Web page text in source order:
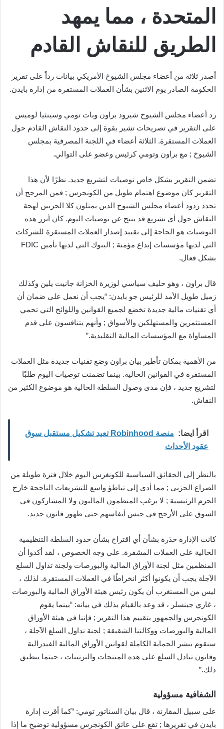
المتحدة ، مما يمهد
الطريق للنقاش القادم
أصدر ثلاثة من أعضاء مجلس الشيوخ الأمريكي بيانات رداً على تقرير
الحكومة الصادر يوم الاثنين بشأن العملات المستقرة من إدارة بايدن.
رد أعضاء مجلس الشيوخ شيرود براون وبات تومي وسينثيا لوميس
على التقرير في تصريحات تشير بقوة إلى حدود النقاش القادم حول
العملات المستقرة. الثلاثة أعضاء في اللجنة المصرفية بمجلس
الشيوخ ; مع براون وتومي كرئيس وعضو على التوالي.
تضمن التقرير بشكل خاص توصيات لتشريع جديد. نظرًا لأن هذا
التقرير كان موضوع اهتمام طويل من الكونجرس ; فمن المرجح أن
تحدد ردود أعضاء مجلس الشيوخ الذين يمثلون كلا الحزبين لهجة
النقاش حول أي تشريع قد ينتج عن توصيات اليوم. كان أبرز هذه
التوصيات هو الحاجة إلى تقييد إصدار العملات المستقرة للشركات
التي لديها مؤسسات إيداع مؤمنة ; البنوك التي لديها تأمين FDIC
بشكل فعال.
قال براون ، وهو حليف سياسي لوزيرة الخزانة جانيت يلين وكذلك
زميل طويل الأمد للرئيس جو بايدن: “يجب أن نعمل على ضمان أن
أي تقنيات مالية جديدة تخضع لجميع القوانين واللوائح التي تحمي
المستثمرين والمستهلكين والأسواق ; وأنهم يتنافسون على قدم
المساواة مع المؤسسات المالية التقليدية.”
من الأهمية بمكان تأطير بيان براون وضع تقنيات جديدة مثل العملات
المستقرة في القوانين الحالية. بينما تضمنت توصيات اليوم طلبًا
لتشريع جديد ، فإن مدى وصول السلطة الحالية هو موضوع الكثير من
النقاش.
اقرأ ايضا:
منصة Robinhood تعيد تشكيل مستقبل سوق
عقود الأحداث
بالنظر إلى الحقائق السياسية للكونغرس اليوم خلال فترة طويلة من
الصراع الحزبي ; مما أدى إلى تباطؤ واسع للتشريعات الناجحة خارج
الحزم الرئيسية ; لا يرغب المنظمون الماليون ولا المشاركون في
السوق على الأرجح في حبس أنفاسهم حتى ظهور قانون جديد.
كانت الإدارة حذرة بشأن أي اقتراح بشأن حدود السلطة التنظيمية
الحالية على العملات المشفرة. على وجه الخصوص ، لقد أكدوا أن
المنظمين مثل لجنة الأوراق المالية والبورصات ولجنة تداول السلع
الآجلة يجب أن يكونوا أكثر انخراطًا في العملات المستقرة. لذلك ،
ليس من المستغرب أن يكون رئيس هيئة الأوراق المالية والبورصات
، غاري جينسلر ، قد وعد بالقيام بذلك في بيانه: “بينما يقوم
الكونجرس والجمهور بتقييم هذا التقرير ; فإننا في هيئة الأوراق
المالية والبورصات ووكالتنا الشقيقة ; لجنة تداول السلع الآجلة ،
سنقوم بنشر الحماية الكاملة لقوانين الأوراق المالية الفيدرالية
وقانون تبادل السلع على هذه المنتجات والترتيبات ، حيثما ينطبق
ذلك.”
الشفافية مسؤولية
على سبيل المقارنة ، قال بيان السناتور تومي: “كما أقرت إدارة
بايدن في تقريرها ; تقع على عاتق الكونجرس مسؤولية توضيح ما إذا